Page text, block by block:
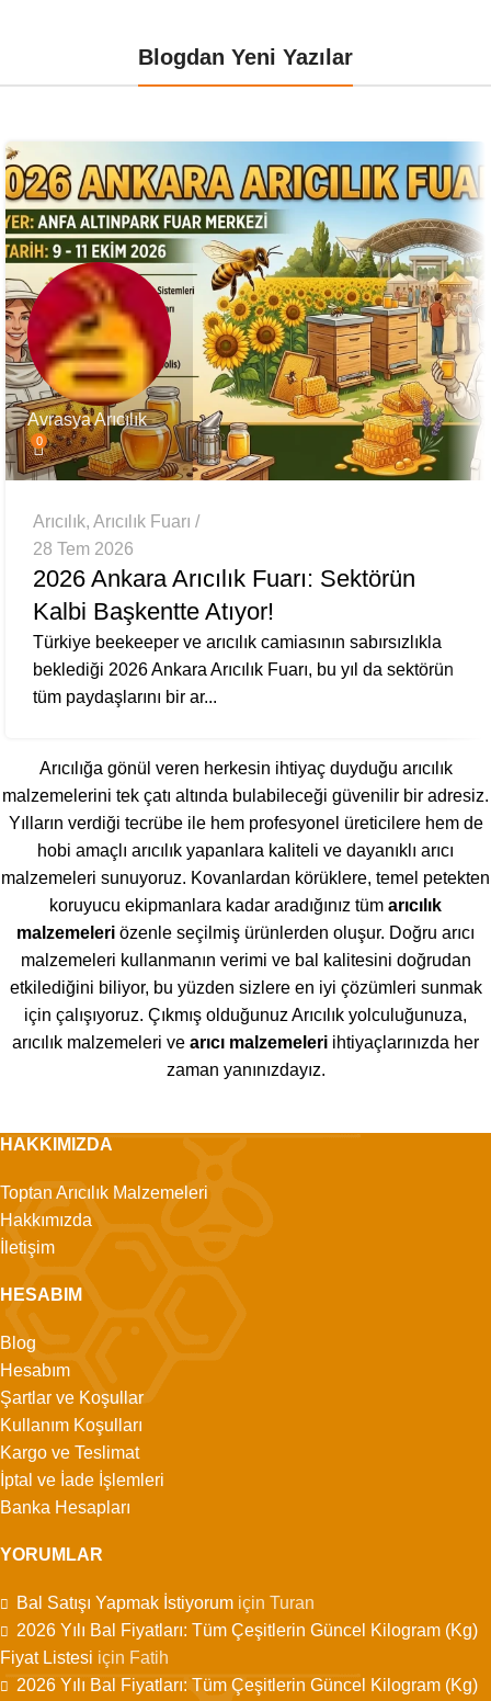
Blogdan Yeni Yazılar
Avrasya Arıcılık
0
Arıcılık, Arıcılık Fuarı
28 Tem 2026
2026 Ankara Arıcılık Fuarı: Sektörün
Kalbi Başkentte Atıyor!
Türkiye beekeeper ve arıcılık camiasının sabırsızlıkla
beklediği 2026 Ankara Arıcılık Fuarı, bu yıl da sektörün
tüm paydaşlarını bir ar...
Arıcılığa gönül veren herkesin ihtiyaç duyduğu arıcılık
malzemelerini tek çatı altında bulabileceği güvenilir bir adresiz.
Yılların verdiği tecrübe ile hem profesyonel üreticilere hem de
hobi amaçlı arıcılık yapanlara kaliteli ve dayanıklı arıcı
malzemeleri sunuyoruz. Kovanlardan körüklere, temel petekten
koruyucu ekipmanlara kadar aradığınız tüm arıcılık
malzemeleri özenle seçilmiş ürünlerden oluşur. Doğru arıcı
malzemeleri kullanmanın verimi ve bal kalitesini doğrudan
etkilediğini biliyor, bu yüzden sizlere en iyi çözümleri sunmak
için çalışıyoruz. Çıkmış olduğunuz Arıcılık yolculuğunuza,
arıcılık malzemeleri ve arıcı malzemeleri ihtiyaçlarınızda her
zaman yanınızdayız.
HAKKIMIZDA
Toptan Arıcılık Malzemeleri
Hakkımızda
İletişim
HESABIM
Blog
Hesabım
Şartlar ve Koşullar
Kullanım Koşulları
Kargo ve Teslimat
İptal ve İade İşlemleri
Banka Hesapları
YORUMLAR
Bal Satışı Yapmak İstiyorum için Turan
2026 Yılı Bal Fiyatları: Tüm Çeşitlerin Güncel Kilogram (Kg)
Fiyat Listesi için Fatih
2026 Yılı Bal Fiyatları: Tüm Çeşitlerin Güncel Kilogram (Kg)